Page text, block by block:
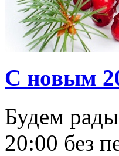
С новым
Будем
20:00 без